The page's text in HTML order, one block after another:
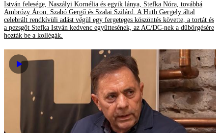
István felesége, Naszályi Kornélia és egyik lánya, Stefka Nóra, továbbá
Ambrózy Áron, Szabó Gergő és Szalai Szilárd. A Huth Gergely által
celebrált rendkívüli adást végül egy fergeteges köszöntés követte, a tortát és
a pezsgőt Stefka István kedvenc együttesének, az AC/DC-nek a dübörgésére
hozták be a kollégák.